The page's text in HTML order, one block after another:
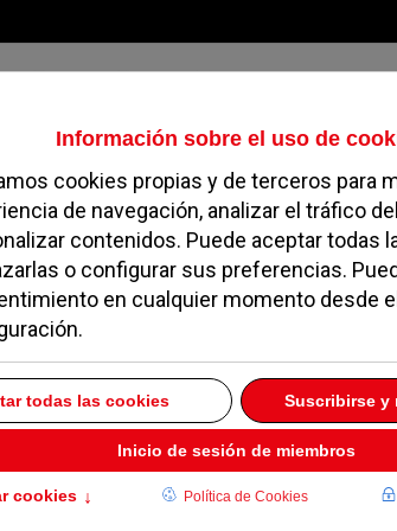
Sábado, 08 de agosto de 2026
MADRID NOROESTE SOCIEDAD MAGAZINE
inmigrantes y acusa al Gobierno de
con nuevas propuestas para padres e hijos